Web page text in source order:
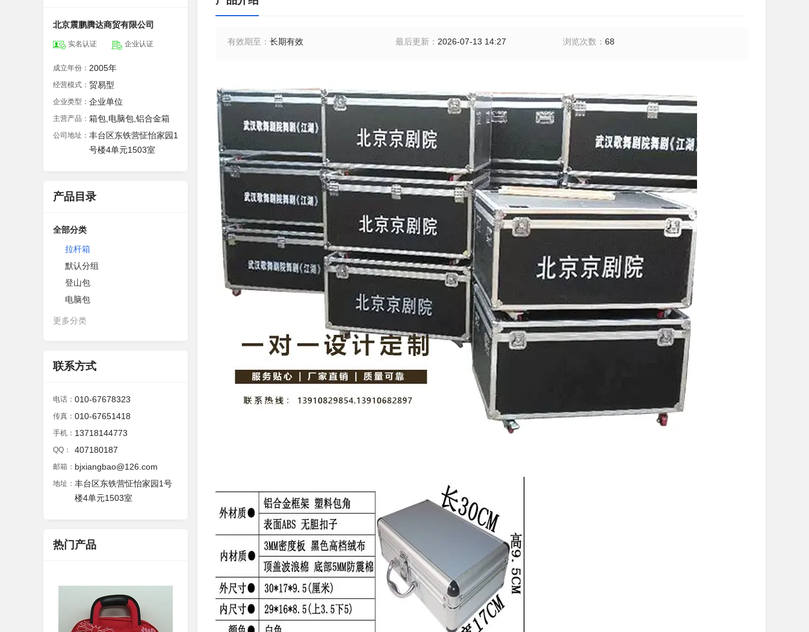
北京震鹏腾达商贸有限公司
实名认证 企业认证
成立年份： 2005年
经营模式： 贸易型
企业类型： 企业单位
主营产品： 箱包,电脑包,铝合金箱
公司地址： 丰台区东铁营怔怡家园1
号楼4单元1503室
产品目录
全部分类
拉杆箱
默认分组
登山包
电脑包
更多分类
联系方式
电话： 010-67678323
传真： 010-67651418
手机： 13718144773
QQ： 407180187
邮箱： bjxiangbao@126.com
地址： 丰台区东铁营怔怡家园1号
楼4单元1503室
热门产品
有效期至 ： 长期有效 最后更新： 2026-07-13 14:27 浏览次数 ：68